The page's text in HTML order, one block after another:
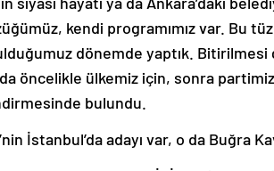
kendi programımız var. Bu
dönemde yaptık.
öncelikle ülkemiz için, sonra partimiz
bulundu.